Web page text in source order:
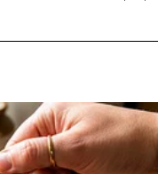
p
n
e
a
r